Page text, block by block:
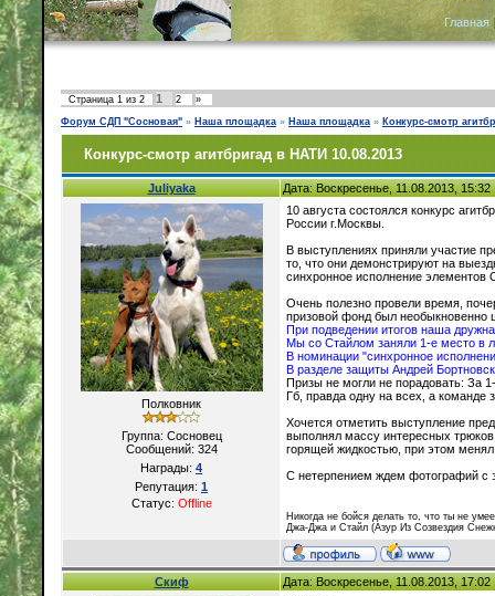
Главная
Страница 1 из 2 1 2
»
Форум СДП "Сосновая" » Наша площадка » Наша площадка » Конкурс-смотр
Конкурс-смотр агитбригад в НАТИ 10.08.2013
Juliyaka Дата: Воскресенье, 11.08.2013,
Полковник
Группа: Сосновец
Сообщений: 324
Награды: 4
Репутация: 1
Статус: Offline
10 августа состоялся конкурс
России г.Москвы.
В выступлениях приняли участие
то, что они демонстрируют на
синхронное исполнение элементов
Очень полезно провели время,
призовой фонд был необыкновенно
При подведении итогов наша
Мы со Стайлом заняли 1-е место в
В номинации "синхронное
В разделе защиты Андрей
Призы не могли не порадовать: За
Гб, правда одну на всех, а команде
Хочется отметить выступление
выполнял массу интересных
горящей жидкостью, при этом
С нетерпением ждем фотографий с
Никогда не бойся делать то, что ты не
Джа-Джа и Стайл (Азур Из Созвездия
Скиф Дата: Воскресенье, 11.08.2013,